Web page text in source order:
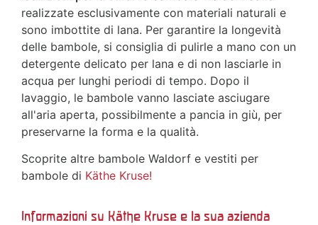
realizzate esclusivamente con materiali naturali e
sono imbottite di lana. Per garantire la longevità
delle bambole, si consiglia di pulirle a mano con un
detergente delicato per lana e di non lasciarle in
acqua per lunghi periodi di tempo. Dopo il
lavaggio, le bambole vanno lasciate asciugare
all'aria aperta, possibilmente a pancia in giù, per
preservarne la forma e la qualità.
Scoprite altre bambole Waldorf e vestiti per
bambole di Käthe Kruse!
Informazioni su Käthe Kruse e la sua azienda